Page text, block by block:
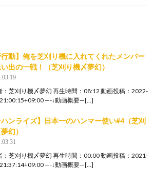
行動】俺を芝刈り機に入れてくれたメンバー
出の一戦！（芝刈り機〆夢幻）
：芝刈り機〆夢幻 再生時間：08:12 動画投稿：2022-
—-↓動画概要—[…]
ハンライズ】日本一のハンマー使い#4（芝刈
幻）
：芝刈り機〆夢幻 再生時間：00:00 動画投稿：2021-
—-↓動画概要—[…]